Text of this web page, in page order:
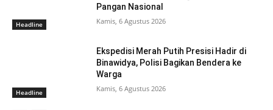
Headline
Pangan Nasional
Kamis, 6 Agustus 2026
Headline
Ekspedisi Merah Putih Presisi Hadir di
Binawidya, Polisi Bagikan Bendera ke
Warga
Kamis, 6 Agustus 2026